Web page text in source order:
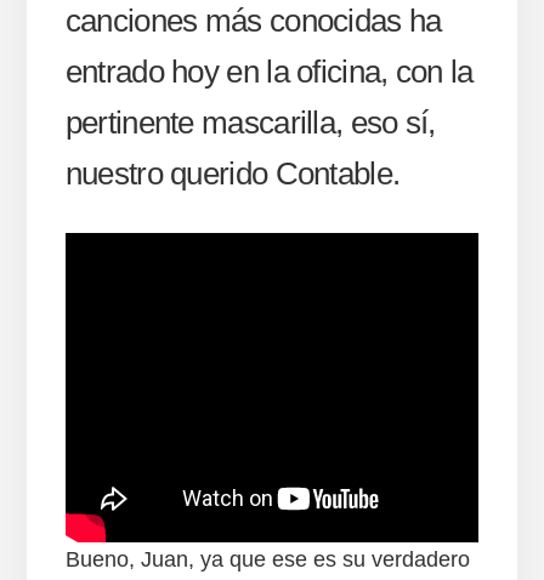
canciones más conocidas ha
entrado hoy en la oficina, con la
pertinente mascarilla, eso sí,
nuestro querido Contable.
Bueno, Juan, ya que ese es su verdadero